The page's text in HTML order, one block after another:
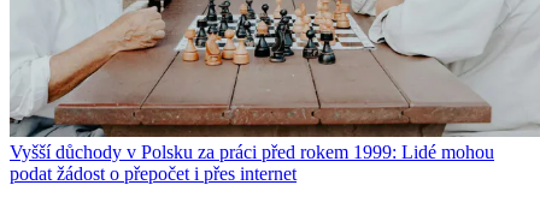
Vyšší důchody v Polsku za práci před rokem 1999: Lidé mohou
podat žádost o přepočet i přes internet